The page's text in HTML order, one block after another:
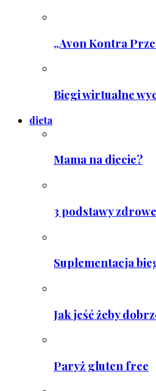
„Avon Kontra
Biegi wirtualne
dieta
Mama na diecie?
3 podstawy
Suplementacja
Jak jeść żeby
Paryż gluten free